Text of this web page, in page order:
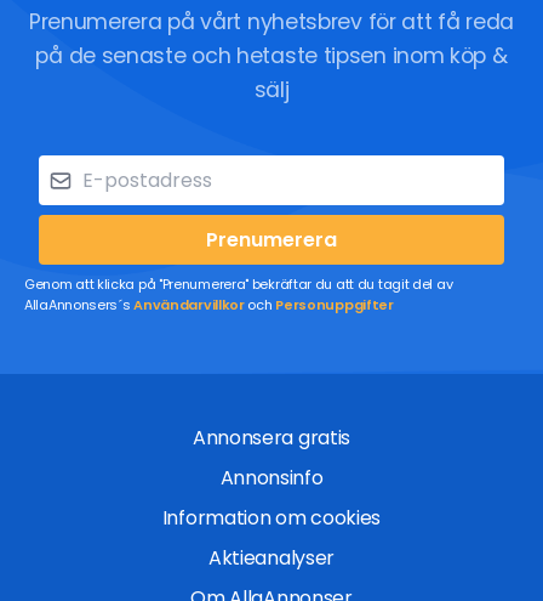
Prenumerera på vårt nyhetsbrev för att få reda
på de senaste och hetaste tipsen inom köp &
sälj
Prenumerera
Genom att klicka på "Prenumerera" bekräftar du att du tagit del av
AllaAnnonsers´sAnvändarvillkoroch Personuppgifter
Annonsera gratis
Annonsinfo
Information om cookies
Aktieanalyser